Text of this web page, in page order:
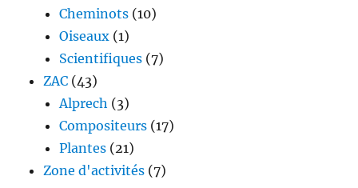
Cheminots (10)
Oiseaux (1)
Scientifiques (7)
ZAC (43)
Alprech (3)
Compositeurs (17)
Plantes (21)
Zone d'activités (7)